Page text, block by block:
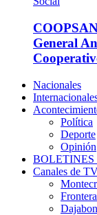
General
Nacionales
Política
Deporte
Opinión
Canales de